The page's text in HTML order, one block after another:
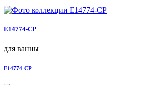
E14774-CP
для ванны
E14774-CP